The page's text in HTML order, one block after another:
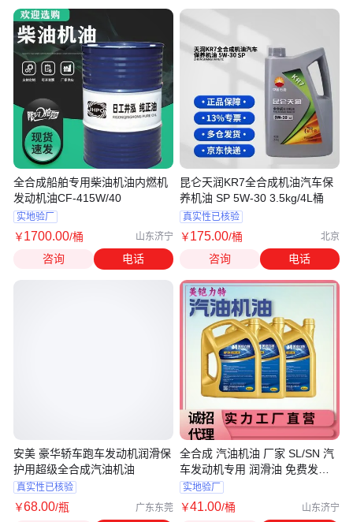
全合成船舶专用柴油机油内燃机
发动机油CF-415W/40
实地验厂
￥1700.00/桶 山东济宁
咨询 电话
安美 豪华轿车跑车发动机润滑保
护用超级全合成汽油机油
真实性已核验
￥68.00/瓶 广东东莞
昆仑天润KR7全合成机油汽车保
养机油 SP 5W-30 3.5kg/4L桶
真实性已核验
￥175.00/桶 北京
咨询 电话
全合成 汽油机油 厂家 SL/SN 汽
车发动机专用 润滑油 免费发样
可定制
实地验厂
￥41.00/桶 山东济宁